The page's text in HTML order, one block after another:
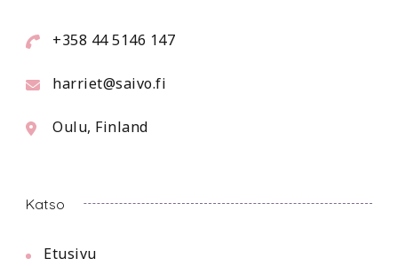
+358 44 5146 147
harriet@saivo.fi
Oulu, Finland
Katso
Etusivu